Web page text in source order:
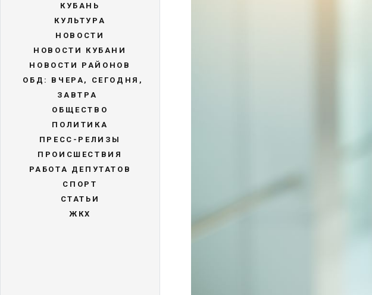
КУБАНЬ
КУЛЬТУРА
НОВОСТИ
НОВОСТИ КУБАНИ
НОВОСТИ РАЙОНОВ
ОБД: ВЧЕРА, СЕГОДНЯ,
ЗАВТРА
ОБЩЕСТВО
ПОЛИТИКА
ПРЕСС-РЕЛИЗЫ
ПРОИСШЕСТВИЯ
РАБОТА ДЕПУТАТОВ
СПОРТ
СТАТЬИ
ЖКХ